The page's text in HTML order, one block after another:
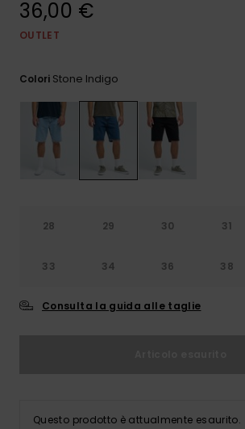
36,00 €
OUTLET
Colori Stone Indigo
28 29 30 31
33 34 36 38
Consulta la guida alle taglie
Questo prodotto è attualmente esaurito.